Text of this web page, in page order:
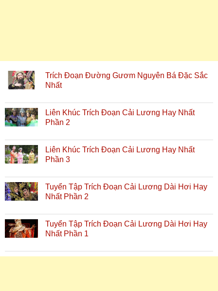
Trích Đoạn Đường Gươm Nguyên Bá Đặc Sắc
Nhất
Liên Khúc Trích Đoạn Cải Lương Hay Nhất
Phần 2
Liên Khúc Trích Đoạn Cải Lương Hay Nhất
Phần 3
Tuyển Tập Trích Đoạn Cải Lương Dài Hơi Hay
Nhất Phần 2
Tuyển Tập Trích Đoạn Cải Lương Dài Hơi Hay
Nhất Phần 1